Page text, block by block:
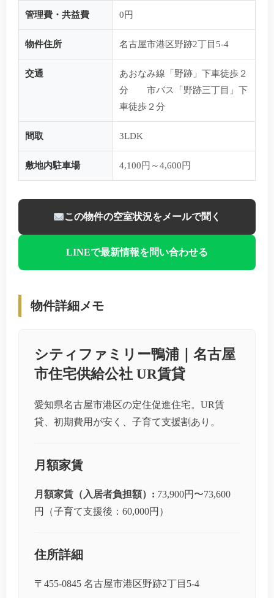
管理費・共益費 0円
物件住所 名古屋市港区野跡2丁目5-4
交通
あおなみ線「野跡」下車徒歩２
分 市バス「野跡三丁目」下
車徒歩２分
間取 3LDK
敷地内駐車場 4,100円～4,600円
この物件の空室状況をメールで聞く
LINEで最新情報を問い合わせる
物件詳細メモ
シティファミリー鴨浦｜名古屋
市住宅供給公社 UR賃貸
愛知県名古屋市港区の定住促進住宅。UR賃
貸、初期費用が安く、子育て支援割あり。
月額家賃
月額家賃（入居者負担額）: 73,900円〜73,600
円（子育て支援後：60,000円）
住所詳細
〒455-0845 名古屋市港区野跡2丁目5-4